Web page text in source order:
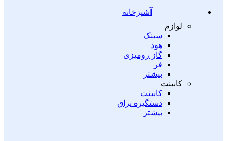
آشپزخانه
لوازم
سینک
هود
گاز رومیزی
فر
بیشتر
کابینت
کابینت
دستگیره یراق
بیشتر